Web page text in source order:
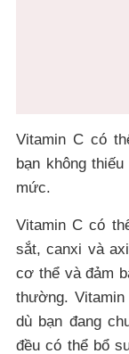
Vitamin C có
bạn không
mức.
Vitamin C có
sắt, canxi và
cơ thể và đảm
thường.
dù bạn đang
đều có thể bổ